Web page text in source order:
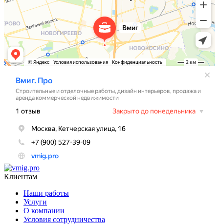
Клиентам
Наши работы
Услуги
О компании
Условия сотрудничества